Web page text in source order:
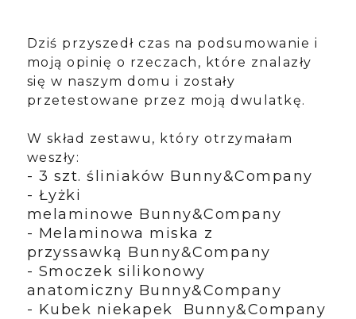
Dziś przyszedł czas na podsumowanie i
moją opinię o rzeczach, które znalazły
się w naszym domu i zostały
przetestowane przez moją dwulatkę.
W skład zestawu, który otrzymałam
weszły:
- 3 szt. śliniaków Bunny&Company
- Łyżki
melaminowe Bunny&Company
- Melaminowa miska z
przyssawką Bunny&Company
- Smoczek silikonowy
anatomiczny Bunny&Company
- Kubek niekapek
Bunny&Company